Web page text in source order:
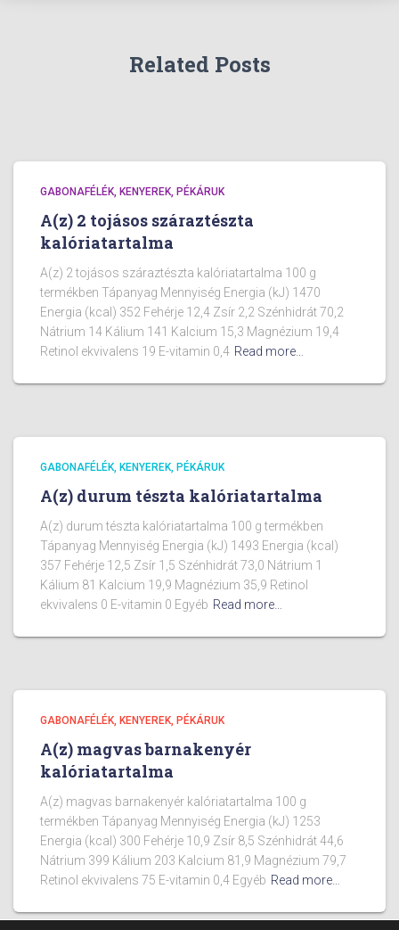
Related Posts
GABONAFÉLÉK, KENYEREK, PÉKÁRUK
A(z) 2 tojásos száraztészta
kalóriatartalma
A(z) 2 tojásos száraztészta kalóriatartalma 100 g
termékben Tápanyag Mennyiség Energia (kJ) 1470
Energia (kcal) 352 Fehérje 12,4 Zsír 2,2 Szénhidrát 70,2
Nátrium 14 Kálium 141 Kalcium 15,3 Magnézium 19,4
Retinol ekvivalens 19 E-vitamin 0,4 Read more…
GABONAFÉLÉK, KENYEREK, PÉKÁRUK
A(z) durum tészta kalóriatartalma
A(z) durum tészta kalóriatartalma 100 g termékben
Tápanyag Mennyiség Energia (kJ) 1493 Energia (kcal)
357 Fehérje 12,5 Zsír 1,5 Szénhidrát 73,0 Nátrium 1
Kálium 81 Kalcium 19,9 Magnézium 35,9 Retinol
ekvivalens 0 E-vitamin 0 Egyéb Read more…
GABONAFÉLÉK, KENYEREK, PÉKÁRUK
A(z) magvas barnakenyér
kalóriatartalma
A(z) magvas barnakenyér kalóriatartalma 100 g
termékben Tápanyag Mennyiség Energia (kJ) 1253
Energia (kcal) 300 Fehérje 10,9 Zsír 8,5 Szénhidrát 44,6
Nátrium 399 Kálium 203 Kalcium 81,9 Magnézium 79,7
Retinol ekvivalens 75 E-vitamin 0,4 Egyéb Read more…